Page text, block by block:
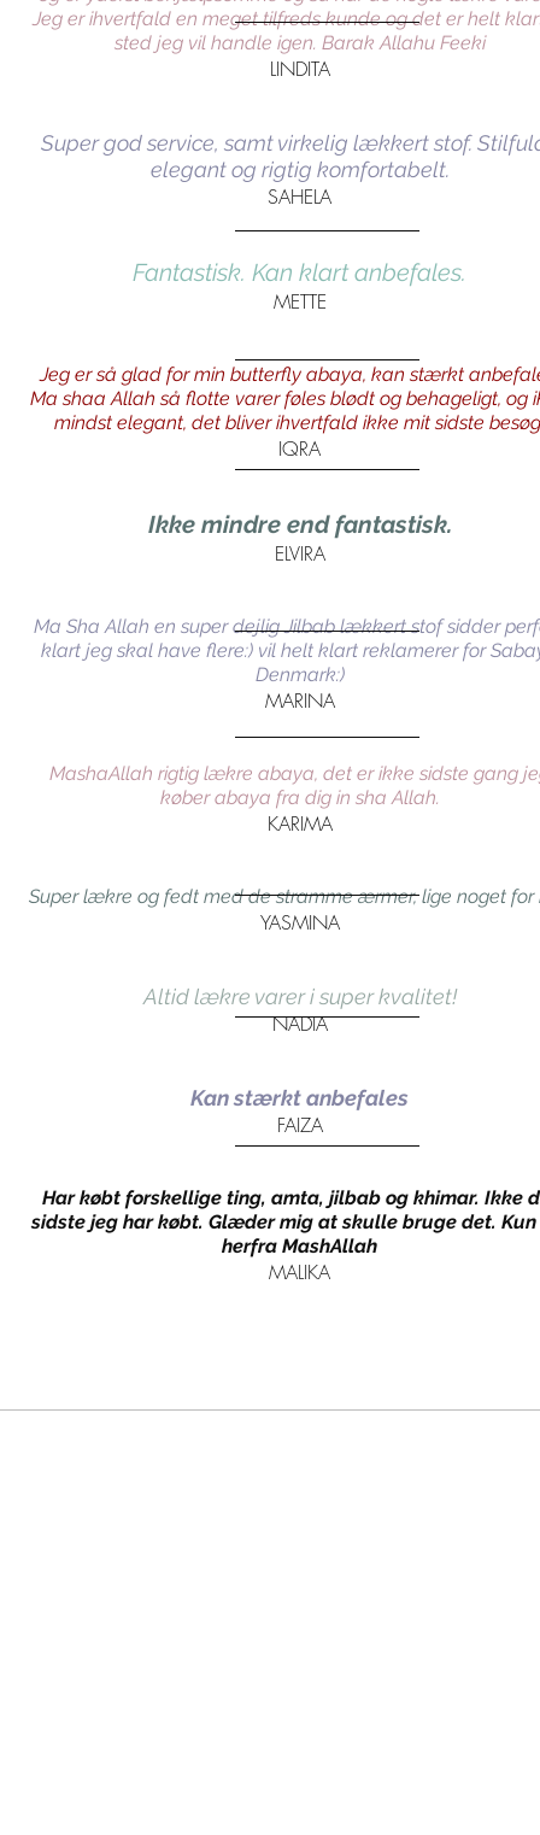
Jeg er ihvertfald en meget tilfreds kunde og det er helt
sted jeg vil handle igen. Barak Allahu Feeki
LINDITA
Super god service, samt virkelig lækkert stof.
elegant og rigtig komfortabelt.
SAHELA
Fantastisk. Kan klart anbefales.
METTE
Jeg er så glad for min butterfly abaya, kan stærkt
Ma shaa Allah så flotte varer føles blødt og behageligt, og
mindst elegant, det bliver ihvertfald ikke mit sidste
IQRA
Ikke mindre end fantastisk.
ELVIRA
Ma Sha Allah en super dejlig Jilbab lækkert stof sidder
klart jeg skal have flere:) vil helt klart reklamerer for
Denmark:)
MARINA
MashaAllah rigtig lækre abaya, det er ikke sidste gang
køber abaya fra dig in sha Allah.
KARIMA
Super lækre og fedt med de stramme ærmer, lige noget for
YASMINA
Altid lækre varer i super kvalitet!
NADIA
Kan stærkt anbefales
FAIZA
Har købt forskellige ting, amta, jilbab og khimar. Ikke
sidste jeg har købt. Glæder mig at skulle bruge det. Kun
herfra MashAllah
MALIKA